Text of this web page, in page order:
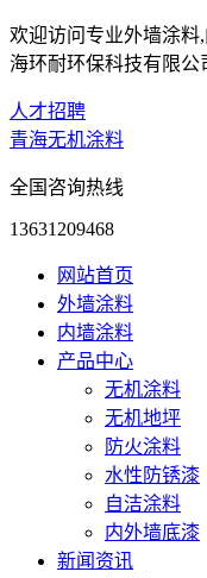
欢迎访问专业外墙涂料
海环耐环保科技有限公
人才招聘
青海无机涂料
全国咨询热线
13631209468
网站首页
外墙涂料
内墙涂料
产品中心
无机涂料
无机地坪
防火涂料
水性防锈漆
自洁涂料
内外墙底漆
新闻资讯